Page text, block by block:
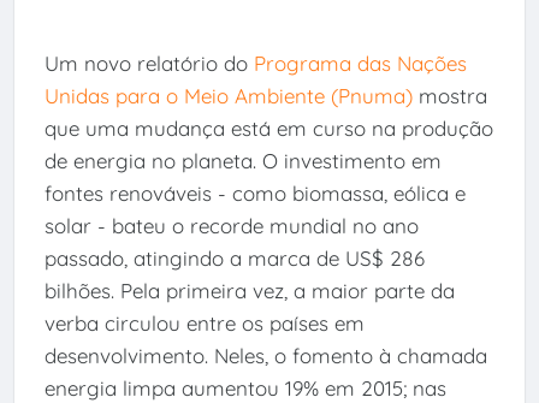
Um novo relatório do Programa das Nações
Unidas para o Meio Ambiente (Pnuma) mostra
que uma mudança está em curso na produção
de energia no planeta. O investimento em
fontes renováveis - como biomassa, eólica e
solar - bateu o recorde mundial no ano
passado, atingindo a marca de US$ 286
bilhões. Pela primeira vez, a maior parte da
verba circulou entre os países em
desenvolvimento. Neles, o fomento à chamada
energia limpa aumentou 19% em 2015; nas